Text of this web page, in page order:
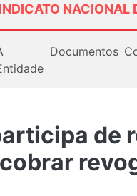
NACIONAL
Documentos
de